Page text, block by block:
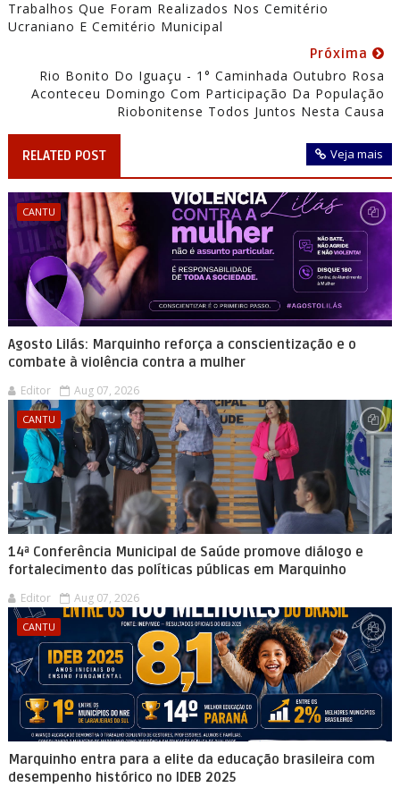
Trabalhos Que Foram Realizados Nos Cemitério
Ucraniano E Cemitério Municipal
Próxima
Rio Bonito Do Iguaçu - 1° Caminhada Outubro Rosa
Aconteceu Domingo Com Participação Da População
Riobonitense Todos Juntos Nesta Causa
RELATED POST Veja mais
CANTU
Agosto Lilás: Marquinho reforça a conscientização e o
combate à violência contra a mulher
Editor Aug 07, 2026
CANTU
14ª Conferência Municipal de Saúde promove diálogo e
fortalecimento das políticas públicas em Marquinho
Editor Aug 07, 2026
CANTU
Marquinho entra para a elite da educação brasileira com
desempenho histórico no IDEB 2025